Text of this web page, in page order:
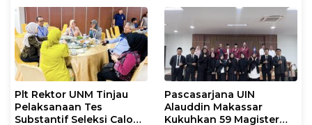
Plt Rektor UNM Tinjau
Pelaksanaan Tes
Substantif Seleksi Calon
Pascasarjana UIN
Alauddin Makassar
Kukuhkan 59 Magister